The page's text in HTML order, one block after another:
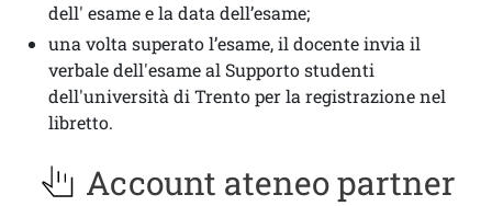
dell' esame e la data dell’esame;
una volta superato l’esame, il docente invia il
verbale dell'esame al Supporto studenti
dell'università di Trento per la registrazione nel
libretto.
Account ateneo partner